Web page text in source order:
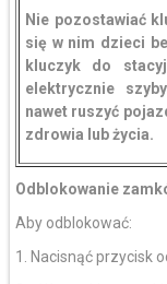
Nie pozostawiać
się w nim dzieci
kluczyk do
elektrycznie
nawet ruszyć
zdrowia lub życia.
Odblokowanie
Aby odblokować:
1. Nacisnąć przycisk